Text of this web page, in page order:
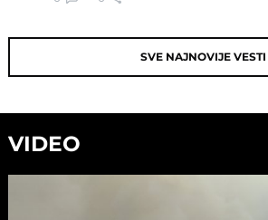
SVE NAJNOVIJE VESTI
VIDEO